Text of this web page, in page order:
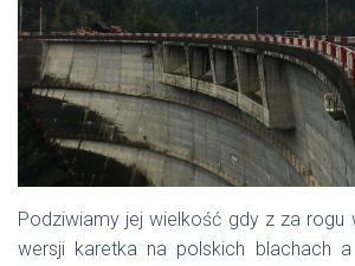
Podziwiamy jej wielkość gdy z za rogu
wersji karetka na polskich blachach